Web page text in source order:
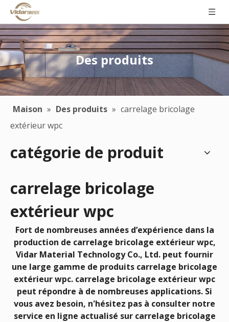
Des produits
Maison » Des produits » carrelage bricolage
extérieur wpc
catégorie de produit
carrelage bricolage
extérieur wpc
Fort de nombreuses années d’expérience dans la
production de carrelage bricolage extérieur wpc,
Vidar Material Technology Co., Ltd. peut fournir
une large gamme de produits carrelage bricolage
extérieur wpc. carrelage bricolage extérieur wpc
peut répondre à de nombreuses applications. Si
vous avez besoin, n'hésitez pas à consulter notre
service en ligne actualisé sur carrelage bricolage